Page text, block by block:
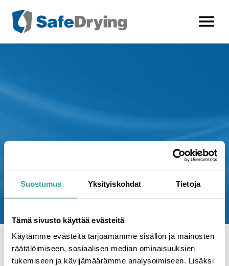
Suostumus Yksityiskohdat Tietoja
Tämä sivusto käyttää evästeitä
Käytämme evästeitä tarjoamamme sisällön ja mainosten
räätälöimiseen, sosiaalisen median ominaisuuksien
tukemiseen ja kävijämäärämme analysoimiseen. Lisäksi
Etusivu | Ajankohtaista | SafeDrying mukana
Finnbuild-messuilla